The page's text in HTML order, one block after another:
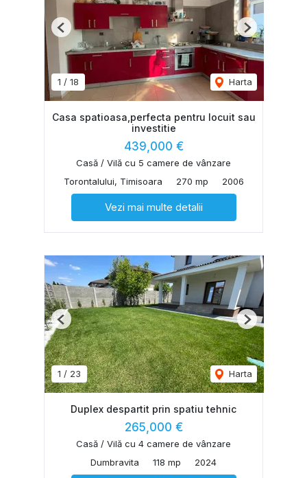
1 / 18 Harta
Previous Next
Casa spatioasa,perfecta pentru locuit sau
investitie
439,000 €
Casă / Vilă cu 5 camere de vânzare
Torontalului, Timisoara
270 mp 2006
Vezi mai multe detalii
1 / 23 Harta
Previous Next
Duplex despartit prin spatiu tehnic
265,000 €
Casă / Vilă cu 4 camere de vânzare
Dumbravita
118 mp 2024